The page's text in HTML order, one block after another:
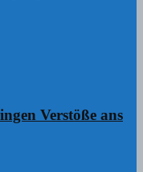
Verstöße ans